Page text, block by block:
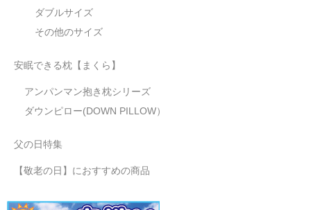
ダブルサイズ
その他のサイズ
安眠できる枕【まくら】
アンパンマン抱き枕シリーズ
ダウンピロー(DOWN PILLOW）
父の日特集
【敬老の日】におすすめの商品